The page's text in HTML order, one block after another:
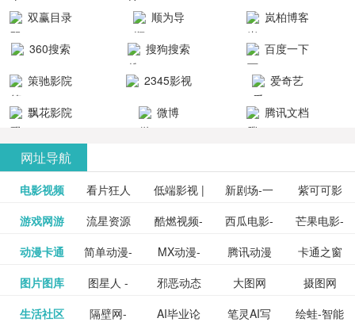
剧片、爱情
片、搞笑片
等全新电
影，是影
合破解游
戏、整合安
卓破解软件
分享与下
载！旨在打
件共享站、
资源
生物科技有
科技有限公
网
双赢目录
顺为导
航-办公运营
岚柏博客
360搜索
搜狗搜索
百度一下
策驰影院
2345影视
大全
爱奇艺
VIP会员
飘花影院
微博 腾讯文档
网址导航
电影视频 看片狂人 低端影视 |
免费高清
在线电影
新剧场-一
个网盘资
源分享小
紫可可影
视-紫可可,
免费提供
泡剧网_最
新电视剧
免费在线
更多>>
游戏网游 流星资源
网-流星蝴
蝶剑官网
酷燃视频-
致力于打
造中国领
西瓜电影-
西瓜视频
网站电影
芒果电影-
芒果TV网
站电影频
豆瓣电影-
豆瓣电影
更多>>
动漫卡通 简单动漫-
日本动画
MX动漫-
最新最全
腾讯动漫
频道
卡通之窗
三毛漫画
网
更多>>
图片图库 图星人 -
设计图片
邪恶动态
图片大全
大图网
摄图网
图行天下
更多>>
生活社区 隔壁网- AI毕业论 笔灵AI写 绘蛙-智能